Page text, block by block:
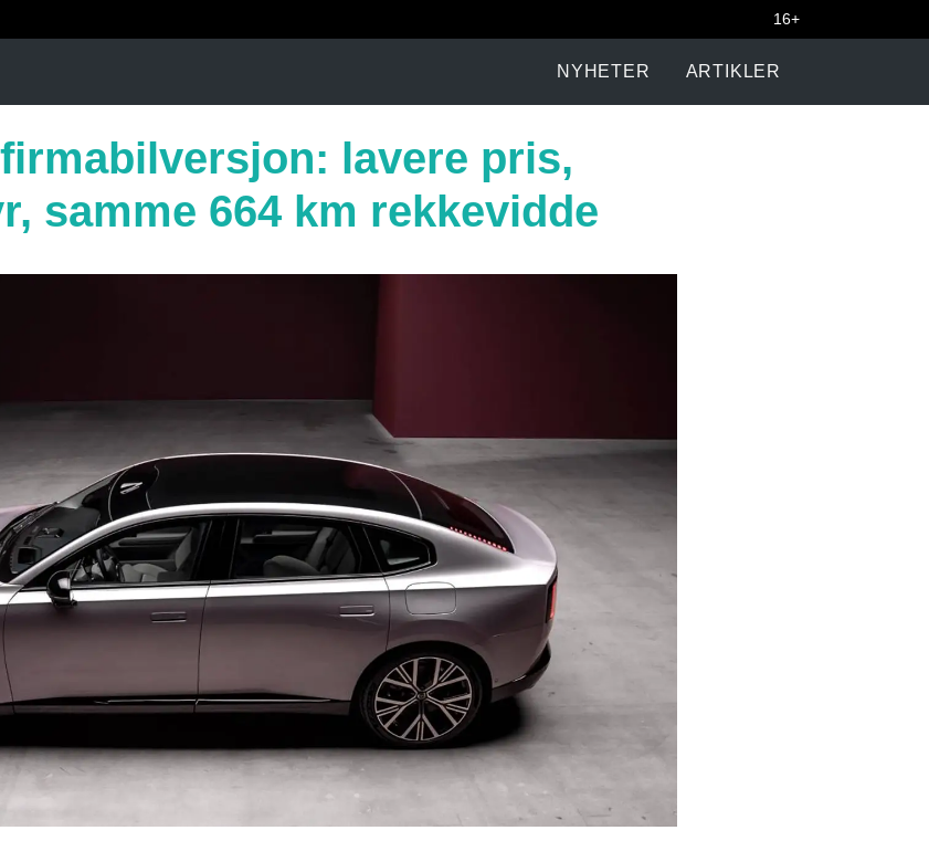
16+
NYHETER ARTIKLER
lavere pris,
samme 664 km rekkevidde